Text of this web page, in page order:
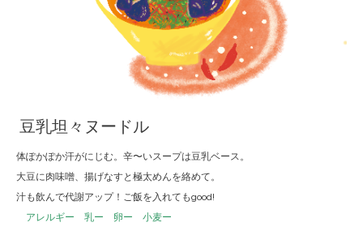
豆乳坦々ヌードル
体ぽかぽか汗がにじむ。辛〜いスープは豆乳ベース。
大豆に肉味噌、揚げなすと極太めんを絡めて。
汁も飲んで代謝アップ！ご飯を入れてもgood!
アレルギー 乳ー 卵ー 小麦ー